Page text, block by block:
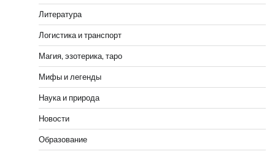
Литература
Логистика и транспорт
Магия, эзотерика, таро
Мифы и легенды
Наука и природа
Новости
Образование